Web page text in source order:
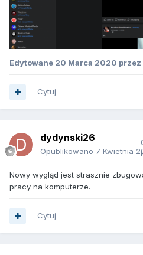
Edytowane 20 Marca 2020 przez
Cytuj
dydynski26
Opublikowano 7 Kwietnia
Nowy wygląd jest strasznie
pracy na komputerze.
Cytuj